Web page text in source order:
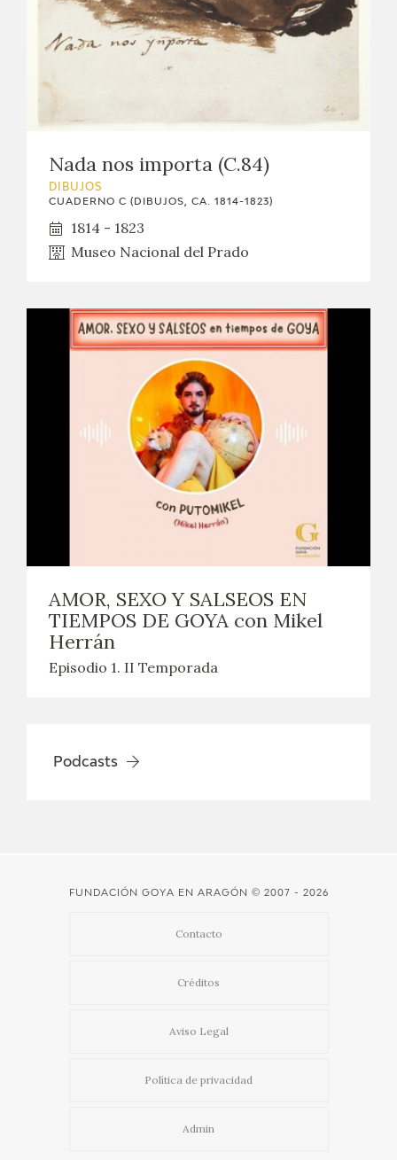
Nada nos importa (C.84)
DIBUJOS
CUADERNO C (DIBUJOS, CA. 1814-1823)
1814 - 1823
Museo Nacional del Prado
AMOR, SEXO Y SALSEOS EN
TIEMPOS DE GOYA con Mikel
Herrán
Episodio 1. II Temporada
Podcasts
FUNDACIÓN GOYA EN ARAGÓN © 2007 - 2026
Contacto
Créditos
Aviso Legal
Política de privacidad
Admin